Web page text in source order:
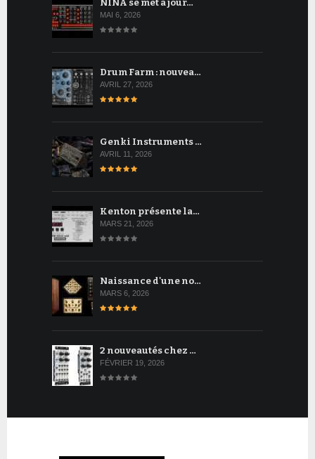
NINA se met à jour…
MAI 6, 2026
Drum Farm : nouvea…
AVRIL 27, 2026
Genki Instruments …
AVRIL 11, 2026
Kenton présente la…
MARS 21, 2026
Naissance d'une no…
MARS 6, 2026
2 nouveautés chez …
FÉVRIER 19, 2026